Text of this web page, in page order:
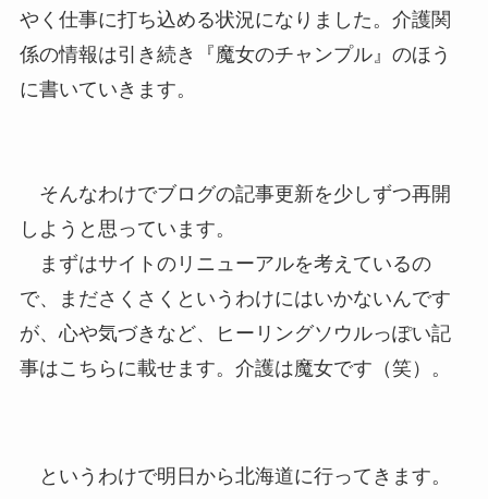
やく仕事に打ち込める状況になりました。介護関
係の情報は引き続き『魔女のチャンプル』のほう
に書いていきます。
そんなわけでブログの記事更新を少しずつ再開
しようと思っています。
まずはサイトのリニューアルを考えているの
で、まださくさくというわけにはいかないんです
が、心や気づきなど、ヒーリングソウルっぽい記
事はこちらに載せます。介護は魔女です（笑）。
というわけで明日から北海道に行ってきます。